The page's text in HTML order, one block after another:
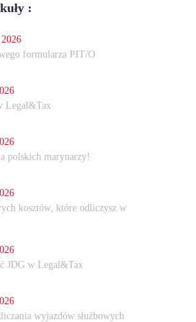
:
formularza PIT/O
Legal&Tax
polskich marynarzy!
kosztów, które odliczysz w
JDG w Legal&Tax
wyjazdów służbowych